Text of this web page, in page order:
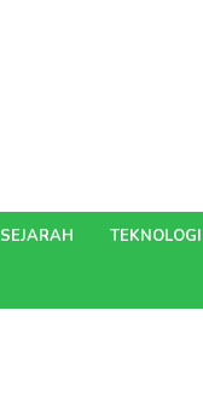
SEJARAH TEKNOLOGI